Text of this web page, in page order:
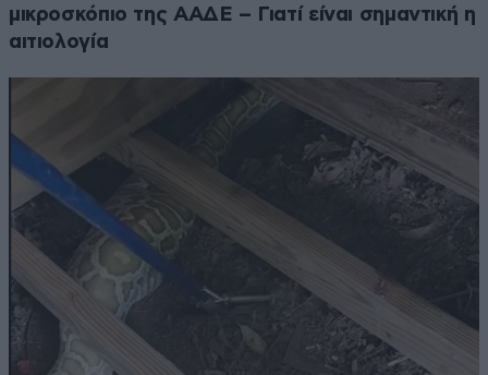
μικροσκόπιο της ΑΑΔΕ – Γιατί είναι σημαντική η
αιτιολογία